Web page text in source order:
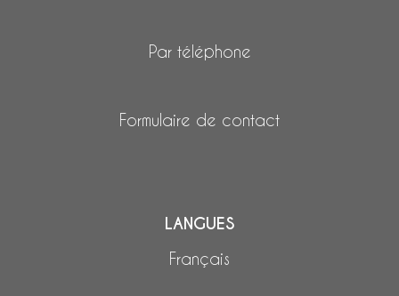
Par téléphone
Formulaire de contact
LANGUES
Français